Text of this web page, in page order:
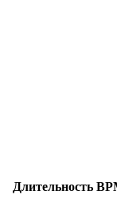
Длительность